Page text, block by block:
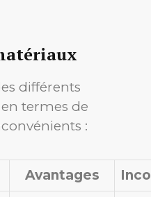
différents
termes de
:
Avantages